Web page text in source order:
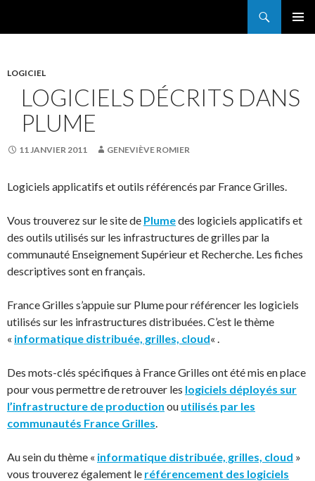
LOGICIEL
LOGICIELS DÉCRITS DANS
PLUME
11 JANVIER 2011 GENEVIÈVE ROMIER
Logiciels applicatifs et outils référencés par France Grilles.
Vous trouverez sur le site de Plumedes logiciels applicatifs et
des outils utilisés sur les infrastructures de grilles par la
communauté Enseignement Supérieur et Recherche. Les fiches
descriptives sont en français.
France Grilles s’appuie sur Plume pour référencer les logiciels
utilisés sur les infrastructures distribuées. C’est le thème
« informatique distribuée, grilles, cloud« .
Des mots-clés spécifiques à France Grilles ont été mis en place
pour vous permettre de retrouver les logiciels déployés sur
l’infrastructure de production ou utilisés par les
communautés France Grilles.
Au sein du thème « informatique distribuée, grilles, cloud »
vous trouverez également le référencement des logiciels